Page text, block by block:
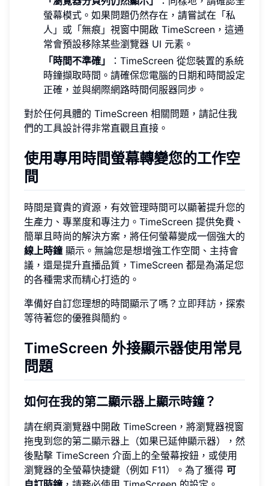
螢幕模式。如果問題仍然存在，請嘗試在「私
人」或「無痕」視窗中開啟 TimeScreen，這通
常會預設移除某些瀏覽器 UI 元素。
「時間不準確」
：TimeScreen 從您裝置的系統
時鐘擷取時間。請確保您電腦的日期和時間設定
正確，並與網際網路時間伺服器同步。
對於任何具體的 TimeScreen 相關問題，請記住我
們的工具設計得非常直觀且直接。
使用專用時間螢幕轉變您的工作空
間
時間是寶貴的資源，有效管理時間可以顯著提升您的
生產力、專業度和專注力。TimeScreen 提供免費、
簡單且時尚的解決方案，將任何螢幕變成一個強大的
線上時鐘顯示。無論您是想增強工作空間、主持會
議，還是提升直播品質，TimeScreen 都是為滿足您
的各種需求而精心打造的。
準備好自訂您理想的時間顯示了嗎？ 立即拜訪 ，探索
等待著您的優雅與簡約。
TimeScreen 外接顯示器使用常見
問題
如何在我的第二顯示器上顯示時鐘？
請在網頁瀏覽器中開啟 TimeScreen，將瀏覽器視窗
拖曳到您的第二顯示器上（如果已延伸顯示器），然
後點擊 TimeScreen 介面上的全螢幕按鈕，或使用
瀏覽器的全螢幕快捷鍵（例如 F11）。為了獲得 可